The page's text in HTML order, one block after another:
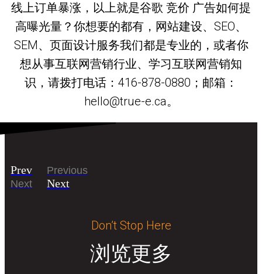
线上订单暴涨，以上就是谷歌 竞价 广告如何提
高曝光量？你想要的都有，网站建设、SEO、
SEM、页面设计服务我们都是专业的，或者你
想从事互联网营销行业、学习互联网营销知
识，请拨打电话：416-878-0880；邮箱：
hello@true-e.ca。
Prev
Previous
Next
Next
Don’t Stop Here
浏览更多